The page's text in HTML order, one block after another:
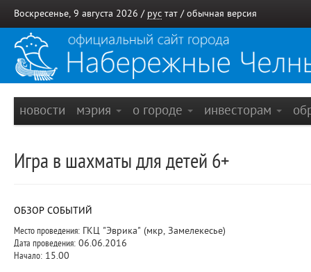
Воскресенье, 9 августа 2026 / рус тат / обычная версия
новости мэрия о городе инвесторам
Игра в шахматы для детей 6+
ОБЗОР СОБЫТИЙ
Место проведения: ГКЦ "Эврика" (мкр, Замелекесье)
Дата проведения: 06.06.2016
Начало: 15.00